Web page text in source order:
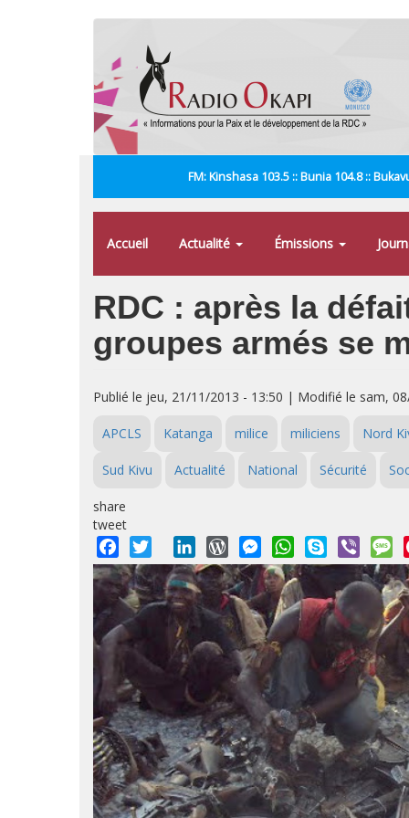
FM: Kinshasa 103.5 :: Bunia 104.8 ::
Accueil Actualité Émissions
RDC : après la
groupes armés se
Publié le jeu, 21/11/2013 - 13:50 | Modifié le sam,
APCLS Katanga milice miliciens Nord
Sud Kivu Actualité National Sécurité
share
tweet
Facebook
Twitter LinkedInWordPressMessengerWhatsApp
Skype Viber